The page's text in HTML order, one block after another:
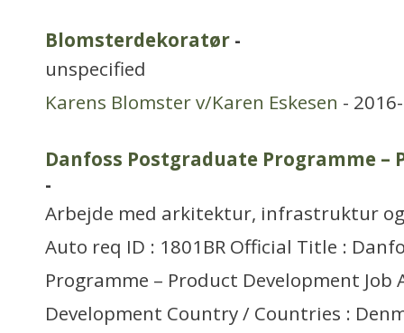
Blomsterdekoratør -
unspecified
Karens Blomster v/Karen Eskesen -
Danfoss Postgraduate Programme –
-
Arbejde med arkitektur, infrastruktur
Auto req ID : 1801BR Official Title :
Programme – Product Development Job
Development Country / Countries :